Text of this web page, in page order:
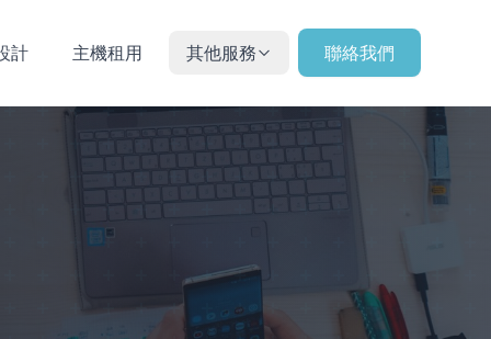
計 主機租用 其他服務 聯絡我們